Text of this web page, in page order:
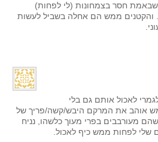
חסר בצמחונות (לי לפחות)
והקטנים ממש הם אחלה בשביל לעשות
לאכול אותם גם בלי
אוהב את המרקם היבש/קשה/פריך של
מעורבבים בפרי מעוך כלשהו, נניח
שלי לפחות ממש כיף לאכול.